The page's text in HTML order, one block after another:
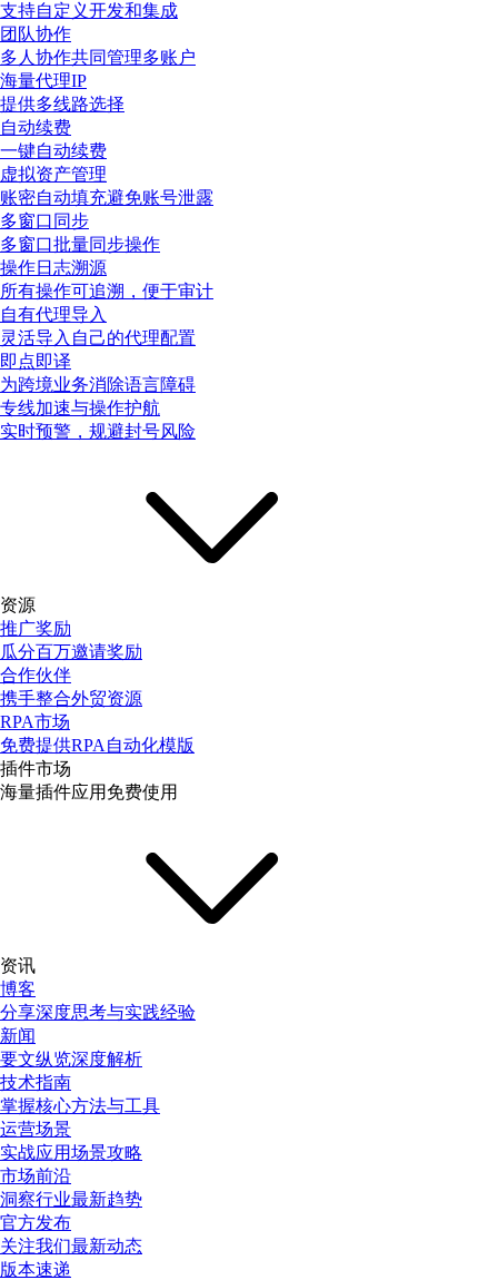
支持自定义开发和集成
团队协作
多人协作共同管理多账户
海量代理IP
提供多线路选择
自动续费
一键自动续费
虚拟资产管理
账密自动填充避免账号泄露
多窗口同步
多窗口批量同步操作
操作日志溯源
所有操作可追溯，便于审计
自有代理导入
灵活导入自己的代理配置
即点即译
为跨境业务消除语言障碍
专线加速与操作护航
实时预警，规避封号风险
资源
推广奖励
瓜分百万邀请奖励
合作伙伴
携手整合外贸资源
RPA市场
免费提供RPA自动化模版
插件市场
海量插件应用免费使用
资讯
博客
分享深度思考与实践经验
新闻
要文纵览深度解析
技术指南
掌握核心方法与工具
运营场景
实战应用场景攻略
市场前沿
洞察行业最新趋势
官方发布
关注我们最新动态
版本速递